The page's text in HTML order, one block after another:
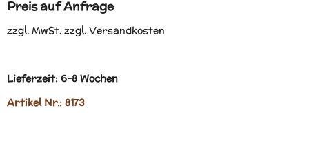
Preis auf Anfrage
zzgl. MwSt. zzgl. Versandkosten
Lieferzeit: 6-8 Wochen
Artikel Nr.: 8173